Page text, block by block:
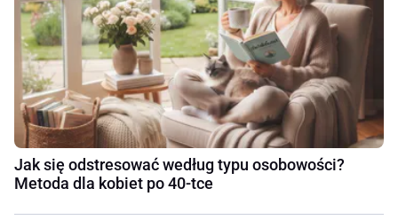
Jak się odstresować według typu osobowości?
Metoda dla kobiet po 40-tce